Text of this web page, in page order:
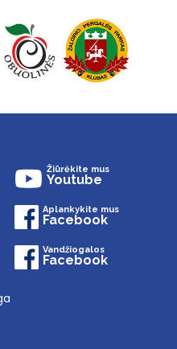
Žiūrėkite mus
Youtube
Aplankykite mus
Facebook
Vandžiogalos
Facebook